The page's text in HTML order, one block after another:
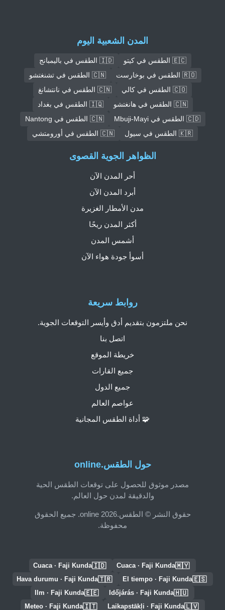
المدن الشعبية اليوم
🇪🇨 الطقس في كيتو
🇮🇩 الطقس في باليمبانج
🇷🇴 الطقس في بوخارست
🇨🇳 الطقس في تشنغتشو
🇨🇴 الطقس في كالي
🇨🇳 الطقس في نانتشانغ
🇨🇳 الطقس في هانغتشو
🇮🇶 الطقس في بغداد
🇨🇩 الطقس في Mbuji-Mayi
🇨🇳 الطقس في Nantong
🇰🇷 الطقس في سيول
🇨🇳 الطقس في أورومتشي
حول الطقس.online
مصدر موثوق للحصول على توقعات الطقس الحية
والدقيقة لمدن حول العالم.
حقوق النشر © الطقس.online 2026. جميع الحقوق
محفوظة.
روابط سريعة
نحن ملتزمون بتقديم أدق وأيسر التوقعات الجوية.
اتصل بنا
خريطة الموقع
جميع القارات
جميع الدول
عواصم العالم
🧩 أداة الطقس المجانية
الظواهر الجوية القصوى
أحر المدن الآن
أبرد المدن الآن
مدن الأمطار الغزيرة
أكثر المدن ريحًا
أشمس المدن
أسوأ جودة هواء الآن
🇲🇾
Cuaca · Faji Kunda
🇮🇩
Cuaca · Faji Kunda
🇪🇸
El tiempo · Faji Kunda
🇹🇷
Hava durumu · Faji Kunda
🇭🇺
Időjárás · Faji Kunda
🇪🇪
Ilm · Faji Kunda
🇱🇻
Laikapstākļi · Faji Kunda
🇮🇹
Meteo · Faji Kunda